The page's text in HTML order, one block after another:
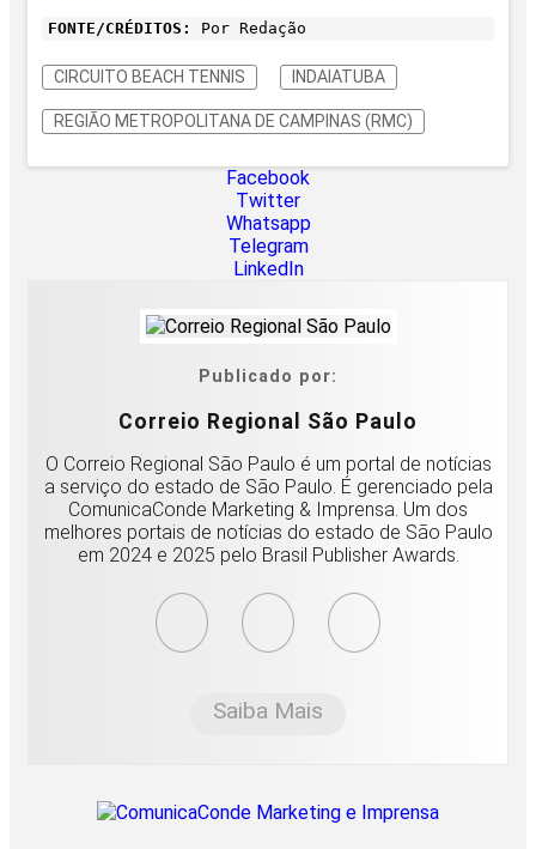
FONTE/CRÉDITOS: Por Redação
CIRCUITO BEACH TENNIS INDAIATUBA
REGIÃO METROPOLITANA DE CAMPINAS (RMC)
Facebook
Twitter
Whatsapp
Telegram
LinkedIn
Publicado por:
Correio Regional São Paulo
O Correio Regional São Paulo é um portal de notícias
a serviço do estado de São Paulo. É gerenciado pela
ComunicaConde Marketing & Imprensa. Um dos
melhores portais de notícias do estado de São Paulo
em 2024 e 2025 pelo Brasil Publisher Awards.
Saiba Mais